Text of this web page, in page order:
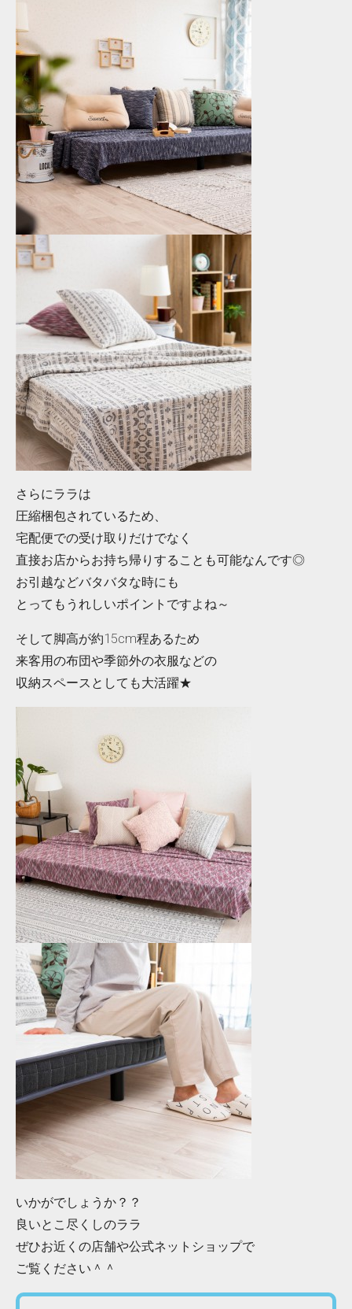
さらにララは
圧縮梱包されているため、
宅配便での受け取りだけでなく
直接お店からお持ち帰りすることも可能なんです◎
お引越などバタバタな時にも
とってもうれしいポイントですよね～
そして脚高が約15cm程あるため
来客用の布団や季節外の衣服などの
収納スペースとしても大活躍★
いかがでしょうか？？
良いとこ尽くしのララ
ぜひお近くの店舗や公式ネットショップで
ご覧ください＾＾